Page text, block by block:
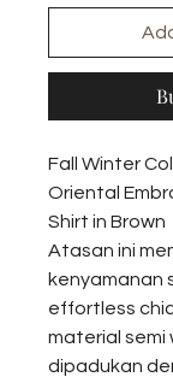
Fall Winter
Oriental
Shirt in Brown
Atasan ini
kenyamanan
effortless
material semi
dipadukan